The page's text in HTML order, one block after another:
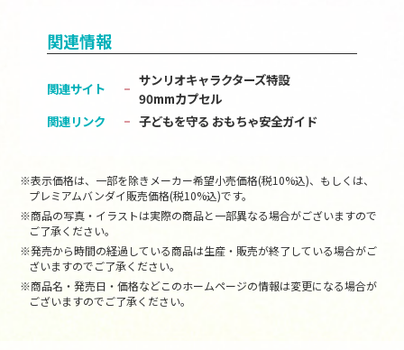
関連情報
関連サイト
サンリオキャラクターズ特設
90mmカプセル
関連リンク
子どもを守る おもちゃ安全ガイド
※表示価格は、一部を除きメーカー希望小売価格(税10%込)、もしくは、
プレミアムバンダイ販売価格(税10%込)です。
※商品の写真・イラストは実際の商品と一部異なる場合がございますので
ご了承ください。
※発売から時間の経過している商品は生産・販売が終了している場合がご
ざいますのでご了承ください。
※商品名・発売日・価格などこのホームページの情報は変更になる場合が
ございますのでご了承ください。